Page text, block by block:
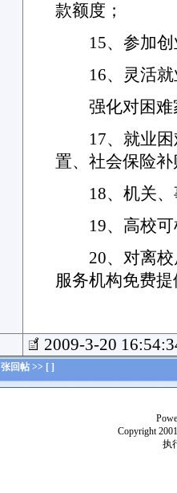
款额度；
15、参加创
16、灵活就
强化对困难
17、就业困
置、社会保险
18、机关、
19、高校可
20、对离校
服务机构免费
2009-3-20
张回帖 >> [ ]
Copyright
执